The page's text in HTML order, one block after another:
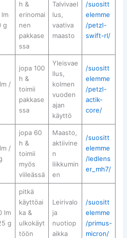
lm
g
h &
erinomai
nen
pakkase
ssa
Talvivael
lus,
vaativa
maasto
/suositt
elemme
/petzl-
swift-rl/
/
jopa 100
h &
toimii
pakkase
ssa
Yleisvae
llus,
kolmen
vuoden
ajan
käyttö
/suositt
elemme
/petzl-
actik-
core/
/
jopa 60
h &
toimii
myös
viileässä
Maasto,
aktiivine
n
liikkumin
en
/suositt
elemme
/ledlens
er_mh7/
lm
g
pitkä
käyttöai
ka &
ulkokäyt
töön
Leirivalo
ja
nuotiop
aikka
/suositt
elemme
/primus-
micron/